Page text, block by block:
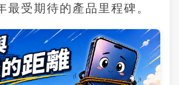
受期待的產品里程碑。